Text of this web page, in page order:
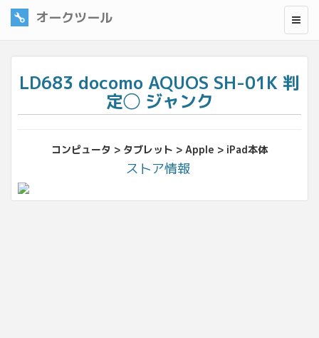
オークツール
LD683 docomo AQUOS SH-01K 判
定◯ ジャンク
コンピュータ > タブレット > Apple > iPad本体
ストア情報